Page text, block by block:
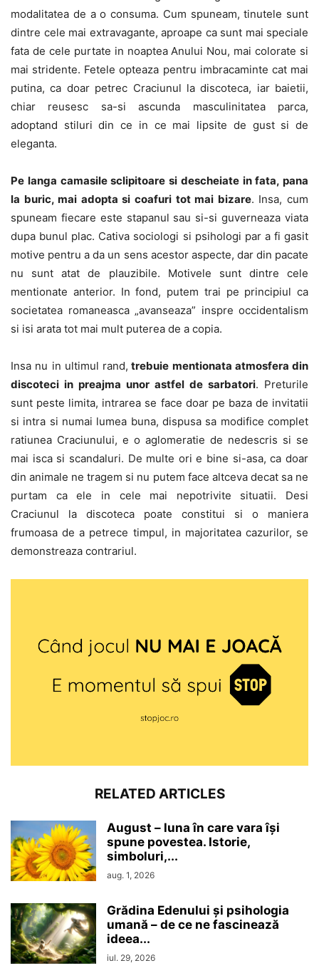
modalitatea de a o consuma. Cum spuneam, tinutele sunt
dintre cele mai extravagante, aproape ca sunt mai speciale
fata de cele purtate in noaptea Anului Nou, mai colorate si
mai stridente. Fetele opteaza pentru imbracaminte cat mai
putina, ca doar petrec Craciunul la discoteca, iar baietii,
chiar reusesc sa-si ascunda masculinitatea parca,
adoptand stiluri din ce in ce mai lipsite de gust si de
eleganta.
Pe langa camasile sclipitoare si descheiate in fata, pana
la buric, mai adopta si coafuri tot mai bizare. Insa, cum
spuneam fiecare este stapanul sau si-si guverneaza viata
dupa bunul plac. Cativa sociologi si psihologi par a fi gasit
motive pentru a da un sens acestor aspecte, dar din pacate
nu sunt atat de plauzibile. Motivele sunt dintre cele
mentionate anterior. In fond, putem trai pe principiul ca
societatea romaneasca „avanseaza” inspre occidentalism
si isi arata tot mai mult puterea de a copia.
Insa nu in ultimul rand, trebuie mentionata atmosfera din
discoteci in preajma unor astfel de sarbatori. Preturile
sunt peste limita, intrarea se face doar pe baza de invitatii
si intra si numai lumea buna, dispusa sa modifice complet
ratiunea Craciunului, e o aglomeratie de nedescris si se
mai isca si scandaluri. De multe ori e bine si-asa, ca doar
din animale ne tragem si nu putem face altceva decat sa ne
purtam ca ele in cele mai nepotrivite situatii. Desi
Craciunul la discoteca poate constitui si o maniera
frumoasa de a petrece timpul, in majoritatea cazurilor, se
demonstreaza contrariul.
RELATED ARTICLES
August – luna în care vara își
spune povestea. Istorie,
simboluri,...
aug. 1, 2026
Grădina Edenului și psihologia
umană – de ce ne fascinează
ideea...
iul. 29, 2026